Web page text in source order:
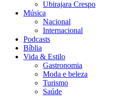
Ubirajara Crespo
Música
Nacional
Internacional
Podcasts
Bíblia
Vida & Estilo
Gastronomia
Moda e beleza
Turismo
Saúde